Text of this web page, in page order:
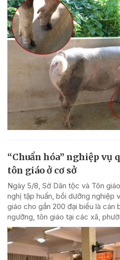
“Chuẩn hóa” nghiệp vụ
tôn giáo ở cơ sở
Ngày 5/8, Sở Dân tộc và Tôn
nghị tập huấn, bồi dưỡng nghiệp
giáo cho gần 200 đại biểu là cán
ngưỡng, tôn giáo tại các xã,